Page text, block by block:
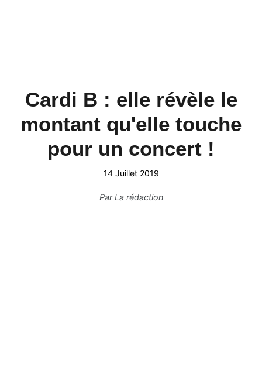
Cardi B : elle révèle le
montant qu'elle touche
pour un concert !
14 Juillet 2019
ParLa rédaction